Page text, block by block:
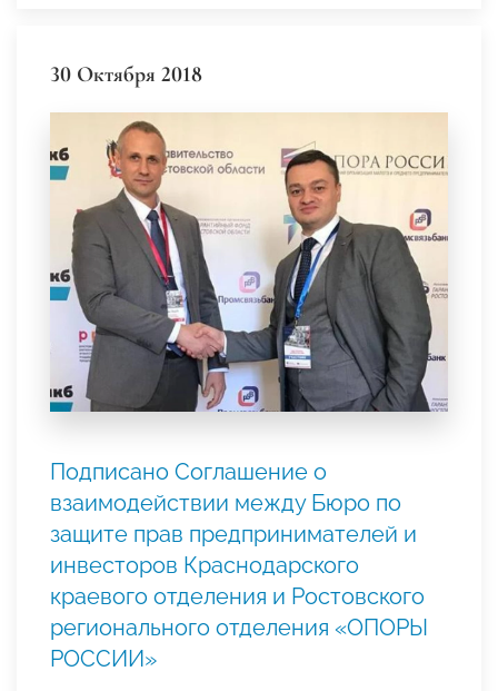
30 Октября 2018
Подписано Соглашение о
взаимодействии между Бюро по
защите прав предпринимателей и
инвесторов Краснодарского
краевого отделения и Ростовского
регионального отделения «ОПОРЫ
РОССИИ»